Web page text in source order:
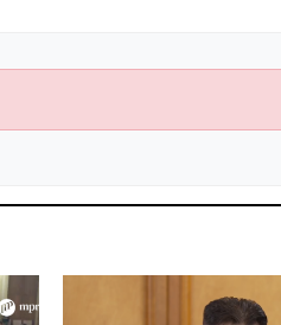
шаардлагатай